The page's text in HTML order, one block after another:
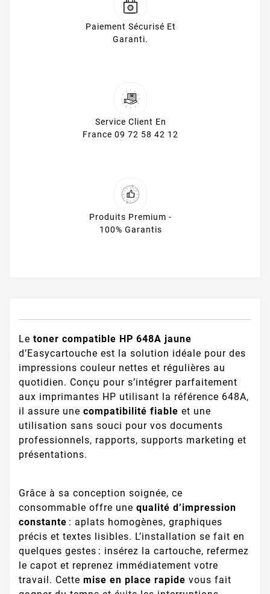
Paiement Sécurisé Et
Garanti.
Service Client En
France 09 72 58 42 12
Produits Premium -
100% Garantis
Le toner compatible HP 648A jaune
d’Easycartouche est la solution idéale pour des
impressions couleur nettes et régulières au
quotidien. Conçu pour s’intégrer parfaitement
aux imprimantes HP utilisant la référence 648A,
il assure une compatibilité fiable et une
utilisation sans souci pour vos documents
professionnels, rapports, supports marketing et
présentations.
Grâce à sa conception soignée, ce
consommable offre une qualité d’impression
constante : aplats homogènes, graphiques
précis et textes lisibles. L’installation se fait en
quelques gestes : insérez la cartouche, refermez
le capot et reprenez immédiatement votre
travail. Cette mise en place rapide vous fait